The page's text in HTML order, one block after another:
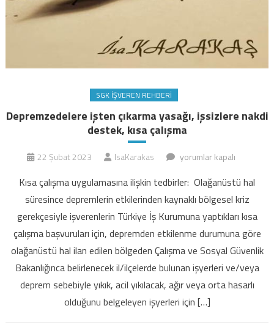
SGK İŞVEREN REHBERI
Depremzedelere işten çıkarma yasağı, işsizlere nakdi
destek, kısa çalışma
22 Şubat 2023 IsaKarakas
Depremzedelere
çıkarma
yasağı,
işsizlere
nakdi
destek,
çalışma
için
yorumlar kapalı
Kısa çalışma uygulamasına ilişkin tedbirler: Olağanüstü hal
süresince depremlerin etkilerinden kaynaklı bölgesel kriz
gerekçesiyle işverenlerin Türkiye İş Kurumuna yaptıkları kısa
çalışma başvuruları için, depremden etkilenme durumuna göre
olağanüstü hal ilan edilen bölgeden Çalışma ve Sosyal Güvenlik
Bakanlığınca belirlenecek il/ilçelerde bulunan işyerleri ve/veya
deprem sebebiyle yıkık, acil yıkılacak, ağır veya orta hasarlı
olduğunu belgeleyen işyerleri için […]